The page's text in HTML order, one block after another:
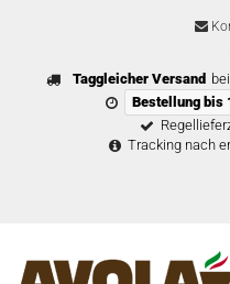
Taggleicher Versand
Bestellung bis
Tracking nach